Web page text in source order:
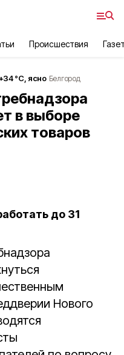
Происшествия
34°С, ясно Белгород
в выборе
товаров
до 31
Нового